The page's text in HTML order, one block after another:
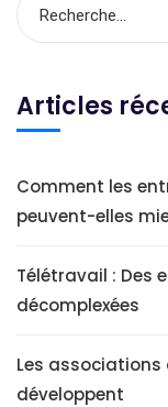
Articles
Comment les
peuvent-elles
Télétravail : Des
décomplexées
Les
développent